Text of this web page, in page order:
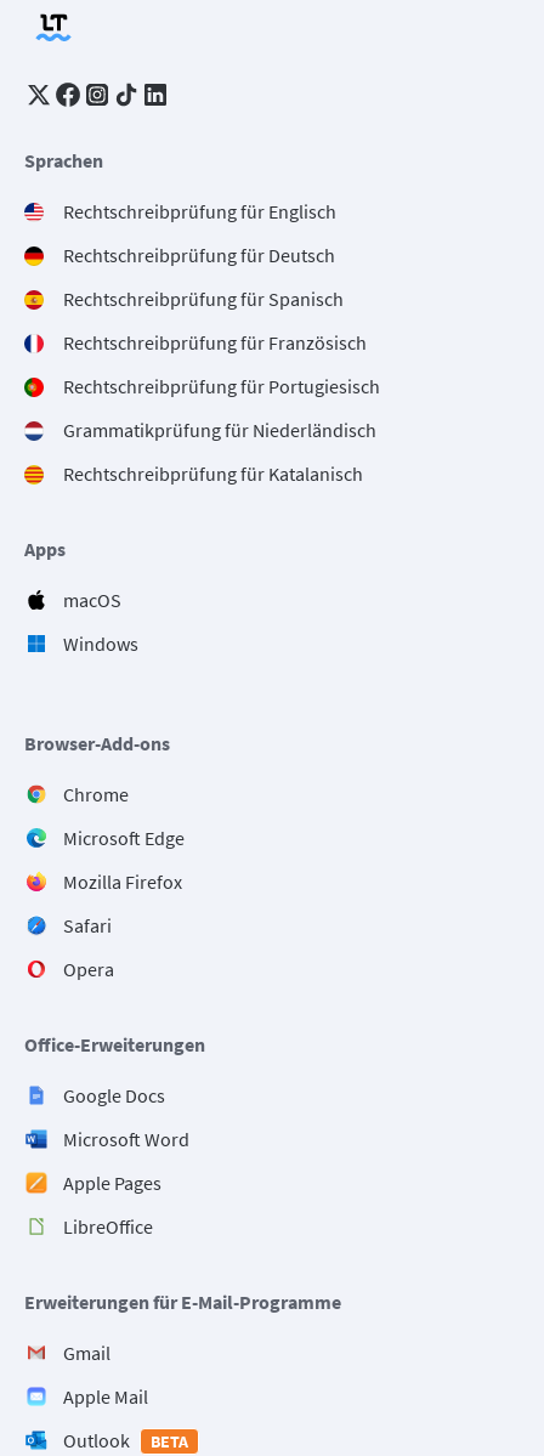
Sprachen
Rechtschreibprüfung für Englisch
Rechtschreibprüfung für Deutsch
Rechtschreibprüfung für Spanisch
Rechtschreibprüfung für Französisch
Rechtschreibprüfung für Portugiesisch
Grammatikprüfung für Niederländisch
Rechtschreibprüfung für Katalanisch
Apps
macOS
Windows
Browser-Add-ons
Chrome
Microsoft Edge
Mozilla Firefox
Safari
Opera
Office-Erweiterungen
Google Docs
Microsoft Word
Apple Pages
LibreOffice
Erweiterungen für E-Mail-Programme
Gmail
Apple Mail
Outlook
BETA